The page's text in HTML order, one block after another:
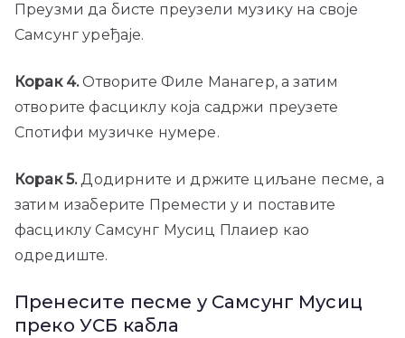
Преузми да бисте преузели музику на своје
Самсунг уређаје.
Корак 4.Отворите Филе Манагер, а затим
отворите фасциклу која садржи преузете
Спотифи музичке нумере.
Корак 5.Додирните и држите циљане песме, а
затим изаберите Премести у и поставите
фасциклу Самсунг Мусиц Плаиер као
одредиште.
Пренесите песме у Самсунг Мусиц
преко УСБ кабла